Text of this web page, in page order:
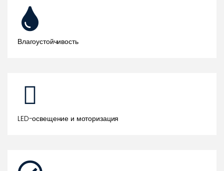
Влагоустойчивость
LED-освещение и моторизация